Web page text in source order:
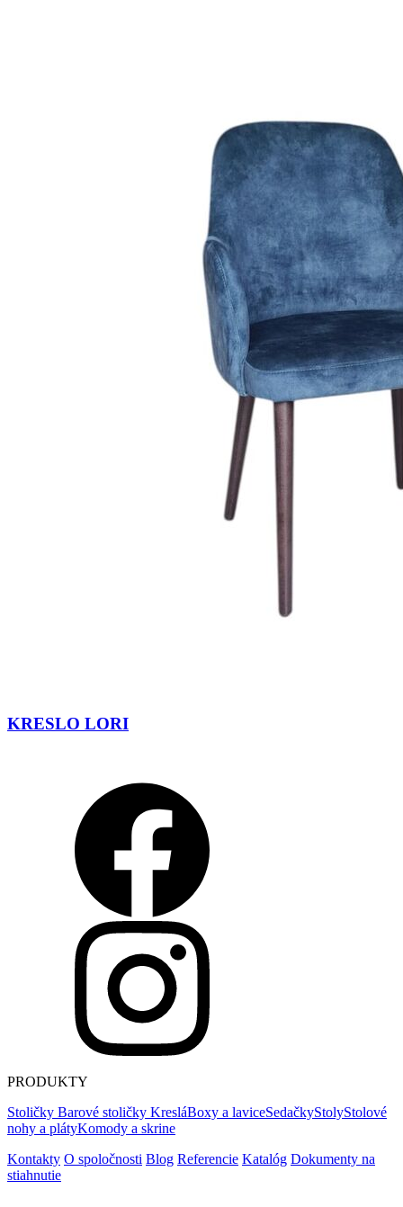
KRESLO LORI
PRODUKTY
Stoličky Barové stoličky KresláBoxy a laviceSedačkyStolyStolové
nohy a plátyKomody a skrine
Kontakty O spoločnosti Blog Referencie Katalóg Dokumenty na
stiahnutie